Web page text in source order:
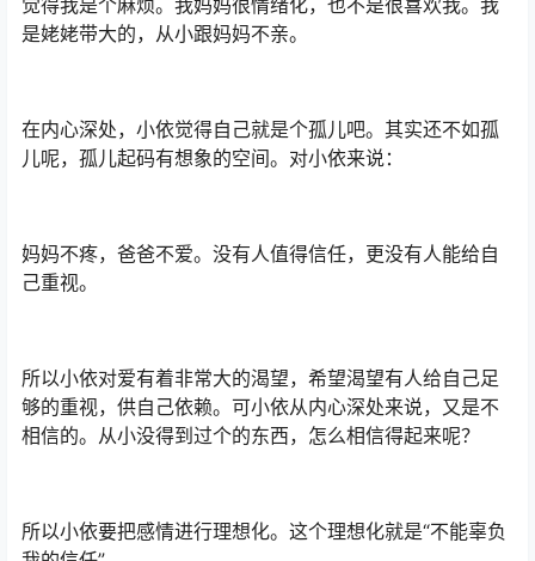
是姥姥带大的，从小跟妈妈不亲。
在内心深处，小依觉得自己就是个孤儿吧。其实还不如孤
儿呢，孤儿起码有想象的空间。对小依来说：
妈妈不疼，爸爸不爱。没有人值得信任，更没有人能给自
己重视。
所以小依对爱有着非常大的渴望，希望渴望有人给自己足
够的重视，供自己依赖。可小依从内心深处来说，又是不
相信的。从小没得到过个的东西，怎么相信得起来呢？
所以小依要把感情进行理想化。这个理想化就是“不能辜负